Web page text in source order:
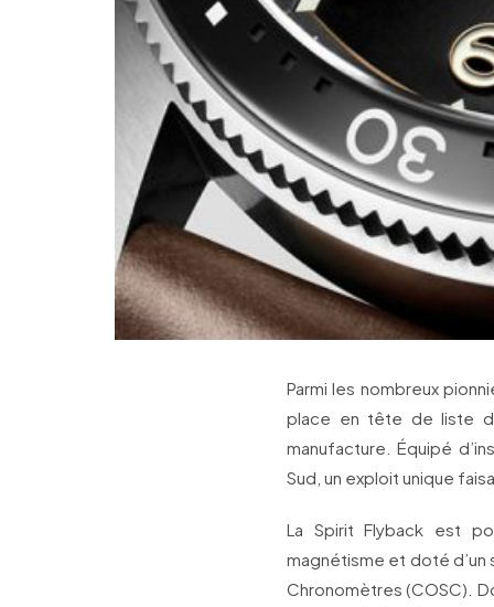
Parmi les nombreux
place en tête de liste
manufacture. Équipé
Sud, un exploit unique
La Spirit Flyback est
magnétisme et doté d’un
Chronomètres (COSC).